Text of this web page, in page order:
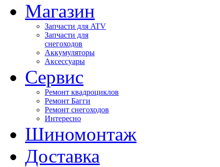
Магазин
Запчасти для ATV
Запчасти для
снегоходов
Аккумуляторы
Аксессуары
Сервис
Ремонт квадроциклов
Ремонт Багги
Ремонт снегоходов
Интересно
Шиномонтаж
Доставка